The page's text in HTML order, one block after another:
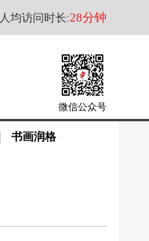
人均访问时长:28分钟
微信公众号
书画润格